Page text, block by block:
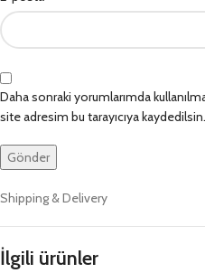
Daha sonraki yorumlarımda
site adresim bu tarayıcıya kaydedilsin.
Shipping & Delivery
İlgili ürünler